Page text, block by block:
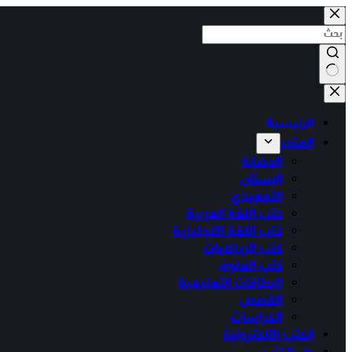
التجاوز
إلى
المحتوى
لا
نتائج الرئيسية
المتجر
الحضانة
البستان
التمهيدي
كتب اللغة العربية
كتب اللغة الانجليزية
كتب الرياضيات
كتب العلوم
البطاقات التعليمية
القصص
الكراسات
الكتب الالكترونية